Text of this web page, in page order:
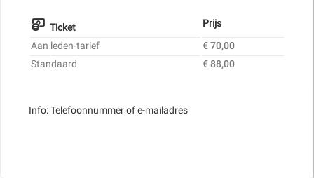
Ticket
Prijs
Aan leden-tarief
€ 70,00
Standaard
€ 88,00
Info: Telefoonnummer of e-mailadres